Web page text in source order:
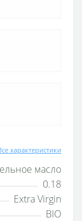
характеристики
масло
0.18
Extra Virgin
BIO